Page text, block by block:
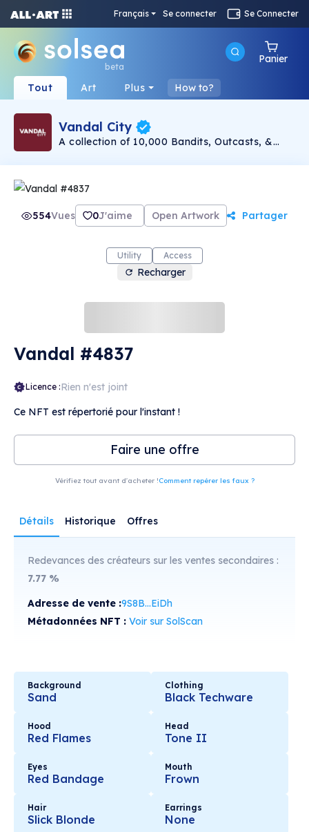
Français Se connecter Se Connecter
beta
Panier
Tout Art Plus How to?
Vandal City
A collection of 10,000 Bandits, Outcasts, &
epicenter of Web3 innovation, fostering top-tier
554Vues 0J'aime Open Artwork Partager
Utility Access
Recharger
Vandal #4837
Licence :Rien n'est joint
Ce NFT est répertorié pour l'instant !
Faire une offre
Vérifiez tout avant d'acheter !Comment repérer les faux ?
Détails Historique Offres
Redevances des créateurs sur les ventes secondaires :
7.77 %
Adresse de vente :9S8B...EiDh
Métadonnées NFT : Voir sur SolScan
Background
Sand
Clothing
Black Techware
Hood
Red Flames
Head
Tone II
Eyes
Red Bandage
Mouth
Frown
Hair
Slick Blonde
Earrings
None